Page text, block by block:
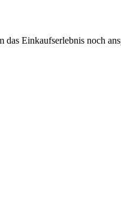
Einkaufserlebnis noch